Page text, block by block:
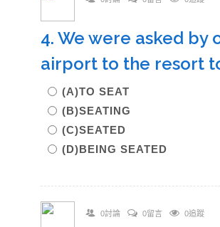
4. We were asked
airport to the resort
(A)TO SEAT
(B)SEATING
(C)SEATED
(D)BEING SEATED
0討論 0留言 0追蹤